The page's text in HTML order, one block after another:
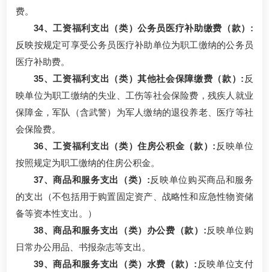
费。
34、工资福利支出（类）公务员医疗补助缴费（款）:
反映按规定可享受公务员医疗补助单位为职工缴纳的公务员
医疗补助费。
35、工资福利支出（类）其他社会保障缴费（款）: 反
映单位为职工缴纳的失业、工伤等社会保险费，残疾人就业
保障金，军队（含武警）为军人缴纳的退役养老、医疗等社
会保险费。
36、工资福利支出（类）住房公积金（款）: 反映单位
按照规定为职工缴纳的住房公积金。
37、商品和服务支出（类）:反映单位购买商品和服务
的支出（不包括用于购置固定资产、战略性和应急性物资储
备等资本性支出。）
38、商品和服务支出（类）办公费（款）:反映单位购
日常办公用品、书报杂志等支出。
39、商品和服务支出（类）水费（款）: 反映单位支付